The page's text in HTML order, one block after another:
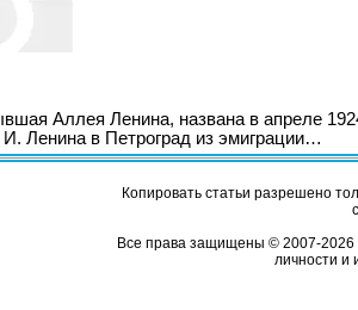
Аллея Ленина, названа в апреле
Ленина в Петроград из эмиграции…
Копировать статьи разрешено
Все права защищены © 2007-2026
личности и